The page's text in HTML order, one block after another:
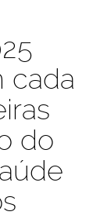
cada
do